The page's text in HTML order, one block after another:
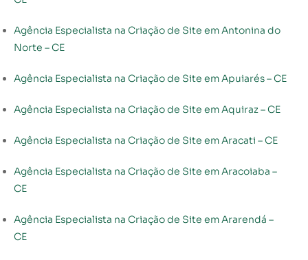
Agência Especialista na Criação de Site em Antonina do
Norte – CE
Agência Especialista na Criação de Site em Apuiarés – CE
Agência Especialista na Criação de Site em Aquiraz – CE
Agência Especialista na Criação de Site em Aracati – CE
Agência Especialista na Criação de Site em Aracoiaba –
CE
Agência Especialista na Criação de Site em Ararendá –
CE